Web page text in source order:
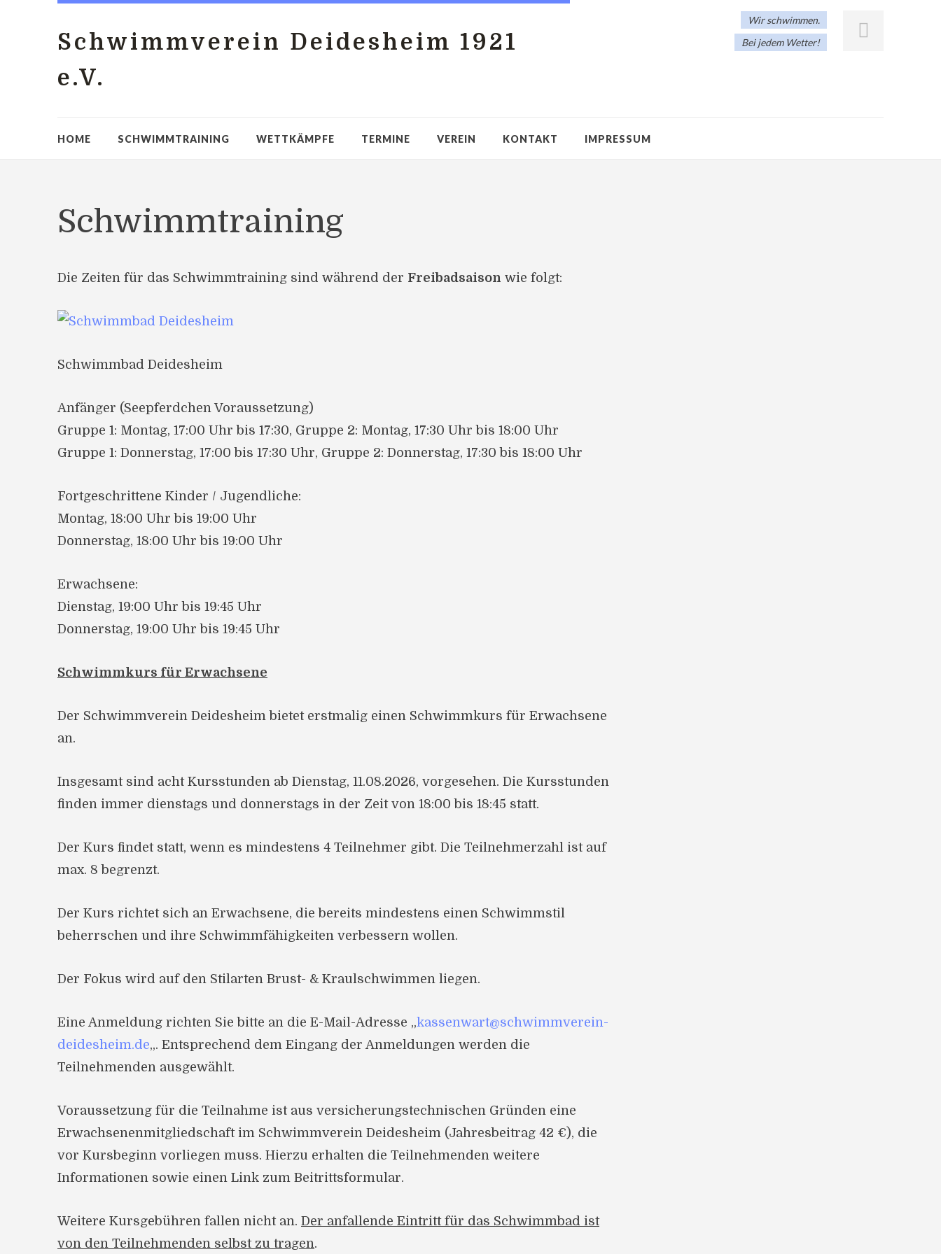
Schwimmverein Deidesheim 1921
e.V.
Wir schwimmen.
Bei jedem Wetter!
HOME SCHWIMMTRAINING WETTKÄMPFE TERMINE VEREIN KONTAKT IMPRESSUM
Schwimmtraining
Die Zeiten für das Schwimmtraining sind während der Freibadsaison wie folgt:
Schwimmbad Deidesheim
Anfänger (Seepferdchen Voraussetzung)
Gruppe 1: Montag, 17:00 Uhr bis 17:30, Gruppe 2: Montag, 17:30 Uhr bis 18:00 Uhr
Gruppe 1: Donnerstag, 17:00 bis 17:30 Uhr, Gruppe 2: Donnerstag, 17:30 bis 18:00 Uhr
Fortgeschrittene Kinder / Jugendliche:
Montag, 18:00 Uhr bis 19:00 Uhr
Donnerstag, 18:00 Uhr bis 19:00 Uhr
Erwachsene:
Dienstag, 19:00 Uhr bis 19:45 Uhr
Donnerstag, 19:00 Uhr bis 19:45 Uhr
Schwimmkurs für Erwachsene
Der Schwimmverein Deidesheim bietet erstmalig einen Schwimmkurs für Erwachsene
an.
Insgesamt sind acht Kursstunden ab Dienstag, 11.08.2026, vorgesehen. Die Kursstunden
finden immer dienstags und donnerstags in der Zeit von 18:00 bis 18:45 statt.
Der Kurs findet statt, wenn es mindestens 4 Teilnehmer gibt. Die Teilnehmerzahl ist auf
max. 8 begrenzt.
Der Kurs richtet sich an Erwachsene, die bereits mindestens einen Schwimmstil
beherrschen und ihre Schwimmfähigkeiten verbessern wollen.
Der Fokus wird auf den Stilarten Brust- & Kraulschwimmen liegen.
Eine Anmeldung richten Sie bitte an die E-Mail-Adresse „kassenwart@schwimmverein-
deidesheim.de„. Entsprechend dem Eingang der Anmeldungen werden die
Teilnehmenden ausgewählt.
Voraussetzung für die Teilnahme ist aus versicherungstechnischen Gründen eine
Erwachsenenmitgliedschaft im Schwimmverein Deidesheim (Jahresbeitrag 42 €), die
vor Kursbeginn vorliegen muss. Hierzu erhalten die Teilnehmenden weitere
Informationen sowie einen Link zum Beitrittsformular.
Weitere Kursgebühren fallen nicht an. Der anfallende Eintritt für das Schwimmbad ist
von den Teilnehmenden selbst zu tragen.